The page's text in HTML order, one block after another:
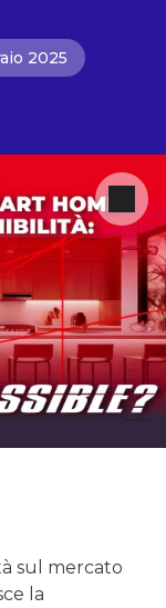
2025
sul mercato
la